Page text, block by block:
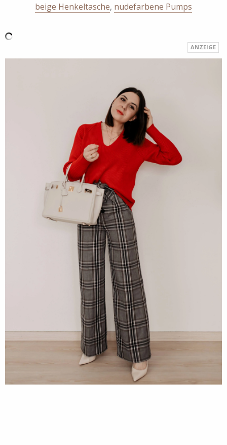
beige Henkeltasche, nudefarbene Pumps